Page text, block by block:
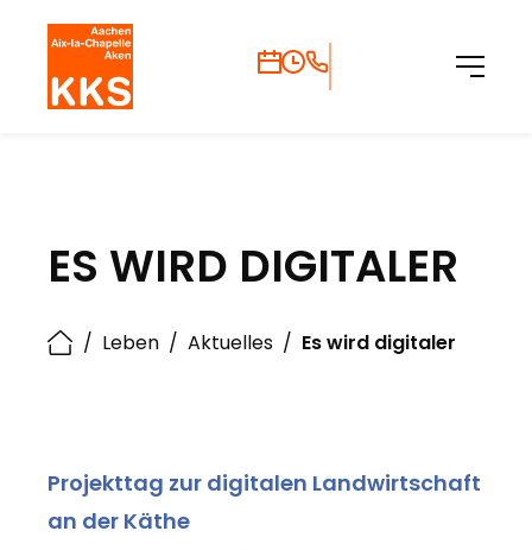
ES WIRD DIGITALER
/ Leben / Aktuelles / Es wird digitaler
Projekttag zur digitalen Landwirtschaft
an der Käthe